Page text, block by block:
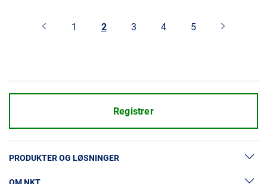
1 2 3 4 5
Registrer
PRODUKTER OG LØSNINGER